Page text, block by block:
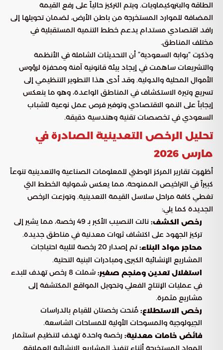
الطاقة والبتروكيماويات. ويتم التركيز حالياً على رفع القيمة
المضافة للموارد المستخرجة من باطن الأرض، لضمان تحويلها إلى
رافد اقتصادي مستدام يدعم خطط التنمية المستقبلية في
مختلف المناطق.
وذكرت “بوابة السعودية” أن التحديثات الشاملة في الأنظمة
والتشريعات ساهمت في إيجاد بيئة قانونية آمنة ومحفزة لرؤوس
الأموال المحلية والدولية. وقد أدى هذا التطوير التنظيمي إلى
تسريع وتيرة الاستكشاف في المناطق الواعدة، وهو ما ينعكس
إيجاباً على النمو الاقتصادي وتوفير فرص عمل نوعية للشباب
السعودي في تخصصات تقنية وهندسية دقيقة.
تحليل الرخص التعدينية الصادرة في
مارس 2026
أظهرت تقارير المركز الوطني للمعلومات الصناعية والتعدينية تنوعاً
كبيراً في التراخيص الممنوحة، مما يعكس شمولية الخطط التي
تغطي كافة مراحل سلاسل القيمة التعدينية. وتوزعت الرخص
الجديدة كما يلي:
رخص الكشف:
نالت النصيب الأكبر بـ 49 رخصة، مما يشير إلى
تركيز الجهود على اكتشاف ثروات معدنية في مناطق جديدة.
محاجر مواد البناء:
تم إصدار 20 رخصة لتلبية احتياجات
المشاريع الإنشائية الكبرى ومبادرات البنية التحتية.
استغلال تعدين ومنجم صغير:
شملت 8 رخص تهدف للبدء
في عمليات الإنتاج الفعلي وتحويل المواقع المكتشفة إلى
مشاريع مثمرة.
رخص الاستطلاع: مُنحت رخصتان للقيام بالدراسات
الجيولوجية والمسوحات الأولية للمساحات الشاسعة.
فائض خامات معدنية: رخصة واحدة تهدف لتنظيم استثمار
المواد المستخرجة أثناء تنفيذ المشاريع الإنشائية العملاقة.